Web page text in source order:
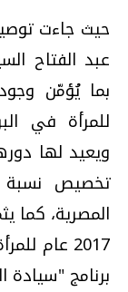
بما يُؤمّن
للمرأة في
ويعيد لها
المصرية، كما
2017 عام
برنامج "سيادة